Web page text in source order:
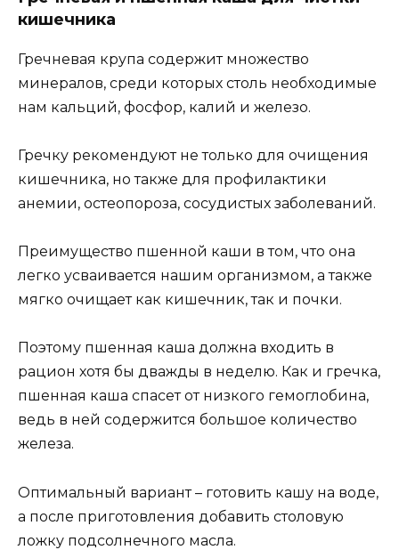
кишечника
Гречневая крупа содержит множество
минералов, среди которых столь необходимые
нам кальций, фосфор, калий и железо.
Гречку рекомендуют не только для очищения
кишечника, но также для профилактики
анемии, остеопороза, сосудистых заболеваний.
Преимущество пшенной каши в том, что она
легко усваивается нашим организмом, а также
мягко очищает как кишечник, так и почки.
Поэтому пшенная каша должна входить в
рацион хотя бы дважды в неделю. Как и гречка,
пшенная каша спасет от низкого гемоглобина,
ведь в ней содержится большое количество
железа.
Оптимальный вариант – готовить кашу на воде,
а после приготовления добавить столовую
ложку подсолнечного масла.